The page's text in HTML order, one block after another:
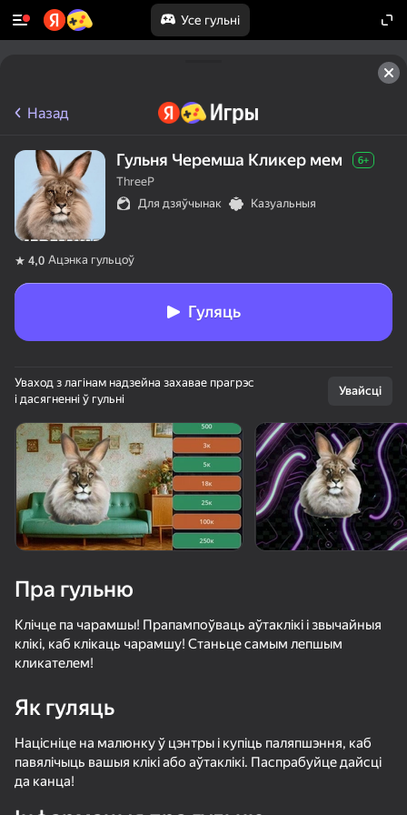
Усе гульні
Павярніце прыладу
Гульня працуе толькі ў гарызантальнай
арыентацыі
ГУЛЯЦЬ
Загрузка
Назад
Гульня Черемша Кликер мем 6+
ThreeP
Для дзяўчынак
Казуальныя
4,0 Ацэнка гульцоў
Гуляць
Уваход з лагінам надзейна захавае прагрэс
і дасягненні ў гульні
Увайсці
Пра гульню
Клічце па чарамшы! Прапампоўваць аўтаклікі і звычайныя
клікі, каб клікаць чарамшу! Станьце самым лепшым
кликателем!
Як гуляць
Націсніце на малюнку ў цэнтры і купіць паляпшэння, каб
павялічыць вашыя клікі або аўтаклікі. Паспрабуйце дайсці
да канца!